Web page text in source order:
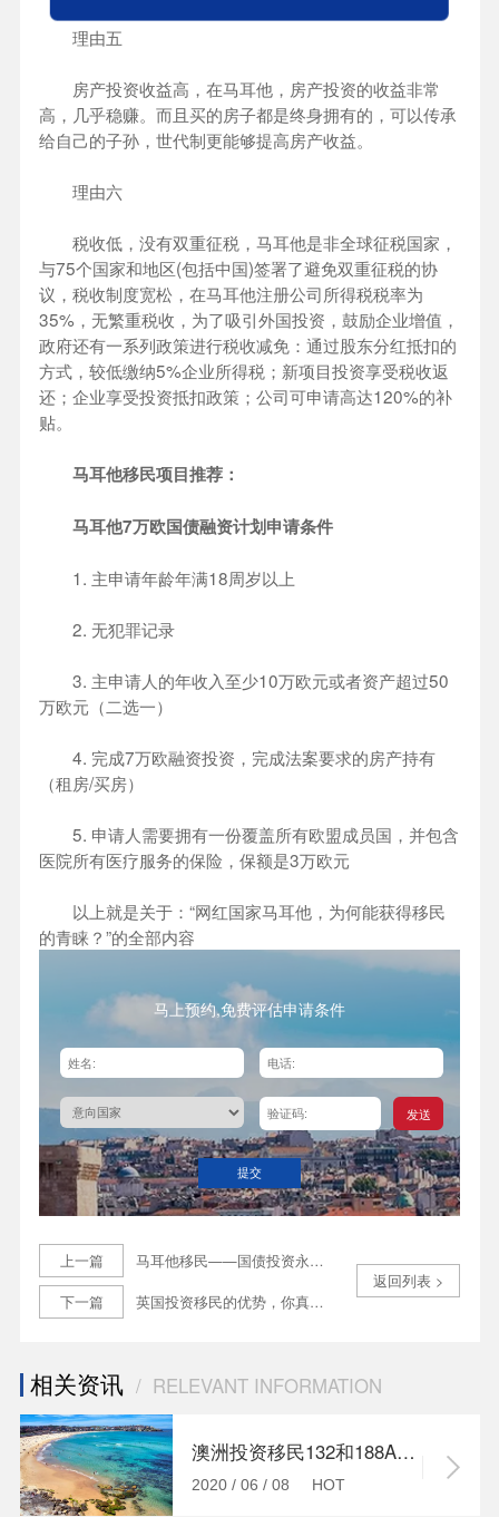
理由五
房产投资收益高，在马耳他，房产投资的收益非常
高，几乎稳赚。而且买的房子都是终身拥有的，可以传承
给自己的子孙，世代制更能够提高房产收益。
理由六
税收低，没有双重征税，马耳他是非全球征税国家，
与75个国家和地区(包括中国)签署了避免双重征税的协
议，税收制度宽松，在马耳他注册公司所得税税率为
35%，无繁重税收，为了吸引外国投资，鼓励企业增值，
政府还有一系列政策进行税收减免：通过股东分红抵扣的
方式，较低缴纳5%企业所得税；新项目投资享受税收返
还；企业享受投资抵扣政策；公司可申请高达120%的补
贴。
马耳他移民项目推荐：
马耳他7万欧国债融资计划申请条件
1. 主申请年龄年满18周岁以上
2. 无犯罪记录
3. 主申请人的年收入至少10万欧元或者资产超过50
万欧元（二选一）
4. 完成7万欧融资投资，完成法案要求的房产持有
（租房/买房）
5. 申请人需要拥有一份覆盖所有欧盟成员国，并包含
医院所有医疗服务的保险，保额是3万欧元
以上就是关于：“网红国家马耳他，为何能获得移民
的青睐？”的全部内容
马上预约,免费评估申请条件
发送
提交
上一篇 马耳他移民——国债投资永居计划
下一篇 英国投资移民的优势，你真的不了解一下吗？
返回列表 >
相关资讯 / RELEVANT INFORMATION
澳洲投资移民132和188A签证区别及优势详解！
2020 / 06 / 08 HOT